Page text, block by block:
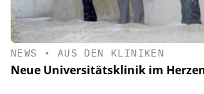
NEWS • AUS DEN KLINIKEN
Neue Universitätsklinik im